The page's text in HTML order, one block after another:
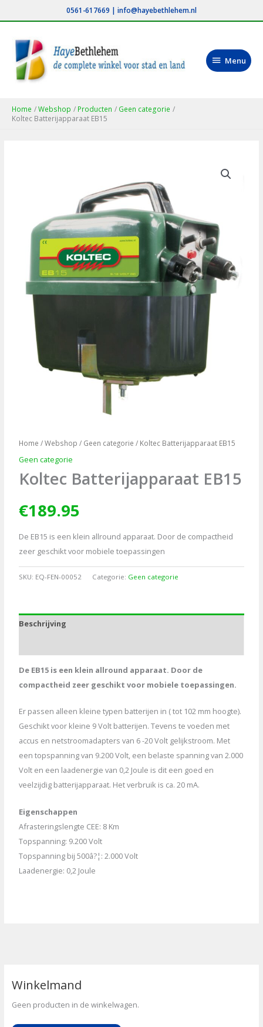
naar
inhoud
0561-617669 | info@hayebethlehem.nl
Menu
Menu
Home Webshop Producten
Geen categorie
Koltec Batterijapparaat EB15
Home /Webshop / Geen categorie / Koltec Batterijapparaat EB15
Geen categorie
Koltec Batterijapparaat EB15
€189.95
De EB15 is een klein allround apparaat. Door de compactheid
zeer geschikt voor mobiele toepassingen
SKU: EQ-FEN-00052 Categorie: Geen categorie
Beschrijving
De EB15 is een klein allround apparaat. Door de
compactheid zeer geschikt voor mobiele toepassingen.
Er passen alleen kleine typen batterijen in ( tot 102 mm hoogte).
Geschikt voor kleine 9 Volt batterijen. Tevens te voeden met
accus en netstroomadapters van 6 -20 Volt gelijkstroom. Met
een topspanning van 9.200 Volt, een belaste spanning van 2.000
Volt en een laadenergie van 0,2 Joule is dit een goed en
veelzijdig batterijapparaat. Het verbruik is ca. 20 mA.
Eigenschappen
Afrasteringslengte CEE: 8 Km
Topspanning: 9.200 Volt
Topspanning bij 500â?¦: 2.000 Volt
Laadenergie: 0,2 Joule
Winkelmand
Geen producten in de winkelwagen.